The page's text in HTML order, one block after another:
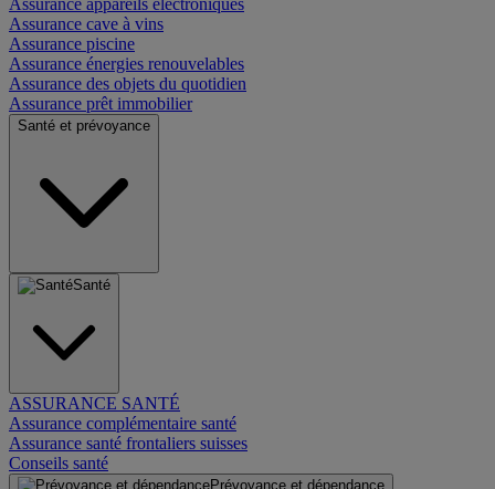
Assurance appareils électroniques
Assurance cave à vins
Assurance piscine
Assurance énergies renouvelables
Assurance des objets du quotidien
Assurance prêt immobilier
Santé et prévoyance
Santé
ASSURANCE SANTÉ
Assurance complémentaire santé
Assurance santé frontaliers suisses
Conseils santé
Prévoyance et dépendance